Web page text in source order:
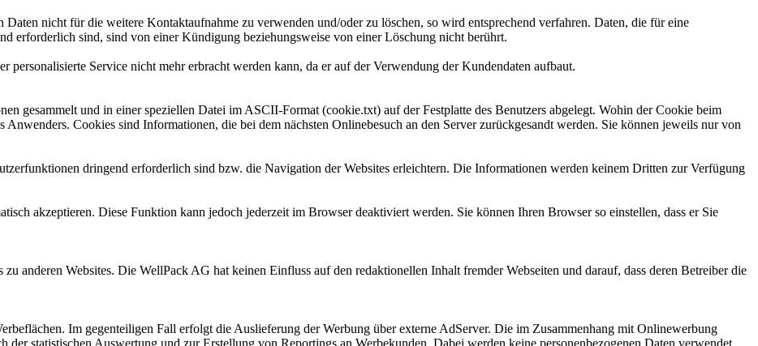
nicht für die weitere Kontaktaufnahme zu verwenden und/oder zu löschen, so wird entsprechend verfahren. Daten, die für eine
erforderlich sind, sind von einer Kündigung beziehungsweise von einer Löschung nicht berührt.
personalisierte Service nicht mehr erbracht werden kann, da er auf der Verwendung der Kundendaten aufbaut.
gesammelt und in einer speziellen Datei im ASCII-Format (cookie.txt) auf der Festplatte des Benutzers abgelegt. Wohin der Cookie beim
Cookies sind Informationen, die bei dem nächsten Onlinebesuch an den Server zurückgesandt werden. Sie können jeweils nur von
dringend erforderlich sind bzw. die Navigation der Websites erleichtern. Die Informationen werden keinem Dritten zur Verfügung
akzeptieren. Diese Funktion kann jedoch jederzeit im Browser deaktiviert werden. Sie können Ihren Browser so einstellen, dass er Sie
anderen Websites. Die WellPack AG hat keinen Einfluss auf den redaktionellen Inhalt fremder Webseiten und darauf, dass deren Betreiber die
Im gegenteiligen Fall erfolgt die Auslieferung der Werbung über externe AdServer. Die im Zusammenhang mit Onlinewerbung
statistischen Auswertung und zur Erstellung von Reportings an Werbekunden. Dabei werden keine personenbezogenen Daten verwendet.